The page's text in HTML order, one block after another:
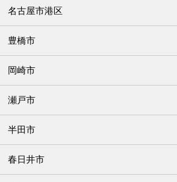
名古屋市港区
豊橋市
岡崎市
瀬戸市
半田市
春日井市